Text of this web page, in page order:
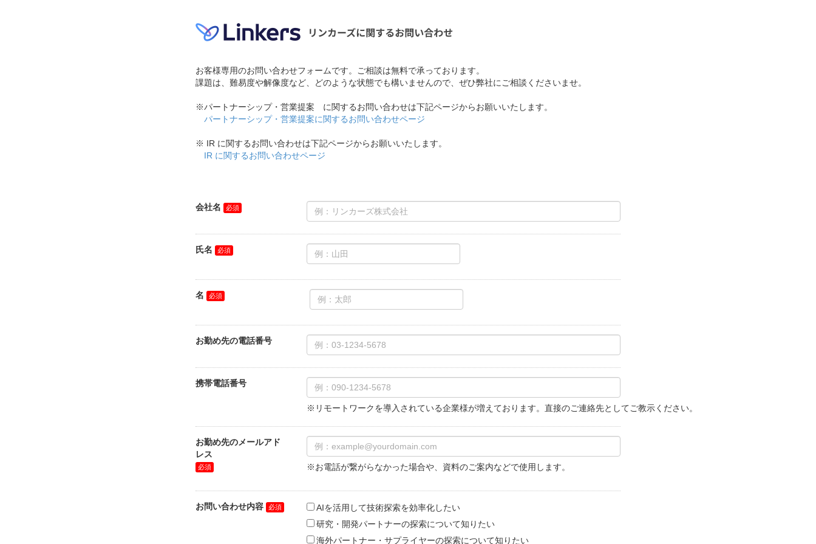
お客様専用のお問い合わせフォームです。ご相談は無料で承っております。
課題は、難易度や解像度など、どのような状態でも構いませんので、ぜひ弊社にご相談くださいませ。
※パートナーシップ・営業提案 に関するお問い合わせは下記ページからお願いいたします。
パートナーシップ・営業提案に関するお問い合わせページ
※ IR に関するお問い合わせは下記ページからお願いいたします。
IR に関するお問い合わせページ
会社名
氏名
名
お勤め先の電話番号
携帯電話番号
※リモートワークを導入されている企業様が増えております。直接のご連絡先としてご教示ください。
お勤め先のメールアド
レス
※お電話が繋がらなかった場合や、資料のご案内などで使用します。
お問い合わせ内容
AIを活用して技術探索を効率化したい
研究・開発パートナーの探索について知りたい
海外パートナー・サプライヤーの探索について知りたい